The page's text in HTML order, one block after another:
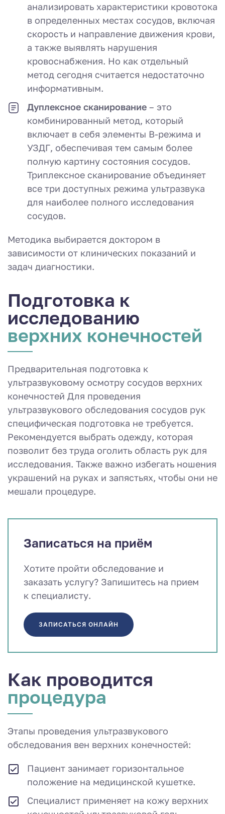
анализировать характеристики кровотока
в определенных местах сосудов, включая
скорость и направление движения крови,
а также выявлять нарушения
кровоснабжения. Но как отдельный
метод сегодня считается недостаточно
информативным.
Дуплексное сканирование – это
комбинированный метод, который
включает в себя элементы В-режима и
УЗДГ, обеспечивая тем самым более
полную картину состояния сосудов.
Триплексное сканирование объединяет
все три доступных режима ультразвука
для наиболее полного исследования
сосудов.
Методика выбирается доктором в
зависимости от клинических показаний и
задач диагностики.
Подготовка к
исследованию
верхних конечностей
Предварительная подготовка к
ультразвуковому осмотру сосудов верхних
конечностей Для проведения
ультразвукового обследования сосудов рук
специфическая подготовка не требуется.
Рекомендуется выбрать одежду, которая
позволит без труда оголить область рук для
исследования. Также важно избегать ношения
украшений на руках и запястьях, чтобы они не
мешали процедуре.
Записаться на приём
Хотите пройти обследование и
заказать услугу? Запишитесь на прием
к специалисту.
ЗАПИСАТЬСЯ ОНЛАЙН
Как проводится
процедура
Этапы проведения ультразвукового
обследования вен верхних конечностей:
Пациент занимает горизонтальное
положение на медицинской кушетке.
Специалист применяет на кожу верхних